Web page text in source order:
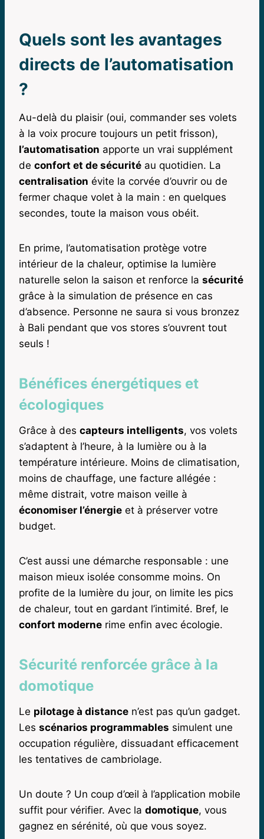
Quels sont les avantages
directs de l’automatisation
?
Au-delà du plaisir (oui, commander ses volets
à la voix procure toujours un petit frisson),
l’automatisation apporte un vrai supplément
de confort et de sécurité au quotidien. La
centralisation évite la corvée d’ouvrir ou de
fermer chaque volet à la main : en quelques
secondes, toute la maison vous obéit.
En prime, l’automatisation protège votre
intérieur de la chaleur, optimise la lumière
naturelle selon la saison et renforce la sécurité
grâce à la simulation de présence en cas
d’absence. Personne ne saura si vous bronzez
à Bali pendant que vos stores s’ouvrent tout
seuls !
Bénéfices énergétiques et
écologiques
Grâce à des capteurs intelligents, vos volets
s’adaptent à l’heure, à la lumière ou à la
température intérieure. Moins de climatisation,
moins de chauffage, une facture allégée :
même distrait, votre maison veille à
économiser l’énergie et à préserver votre
budget.
C’est aussi une démarche responsable : une
maison mieux isolée consomme moins. On
profite de la lumière du jour, on limite les pics
de chaleur, tout en gardant l’intimité. Bref, le
confort moderne rime enfin avec écologie.
Sécurité renforcée grâce à la
domotique
Le pilotage à distance n’est pas qu’un gadget.
Les scénarios programmables simulent une
occupation régulière, dissuadant efficacement
les tentatives de cambriolage.
Un doute ? Un coup d’œil à l’application mobile
suffit pour vérifier. Avec la domotique, vous
gagnez en sérénité, où que vous soyez.